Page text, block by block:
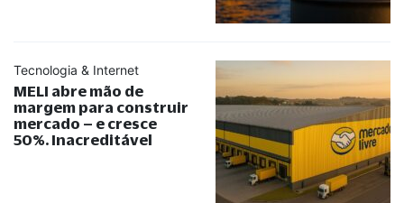
Tecnologia & Internet
MELI abre mão de
margem para construir
mercado – e cresce
50%. Inacreditável